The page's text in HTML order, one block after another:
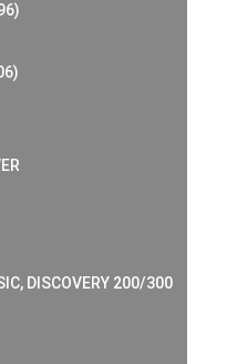
DISCOVERY 200/300